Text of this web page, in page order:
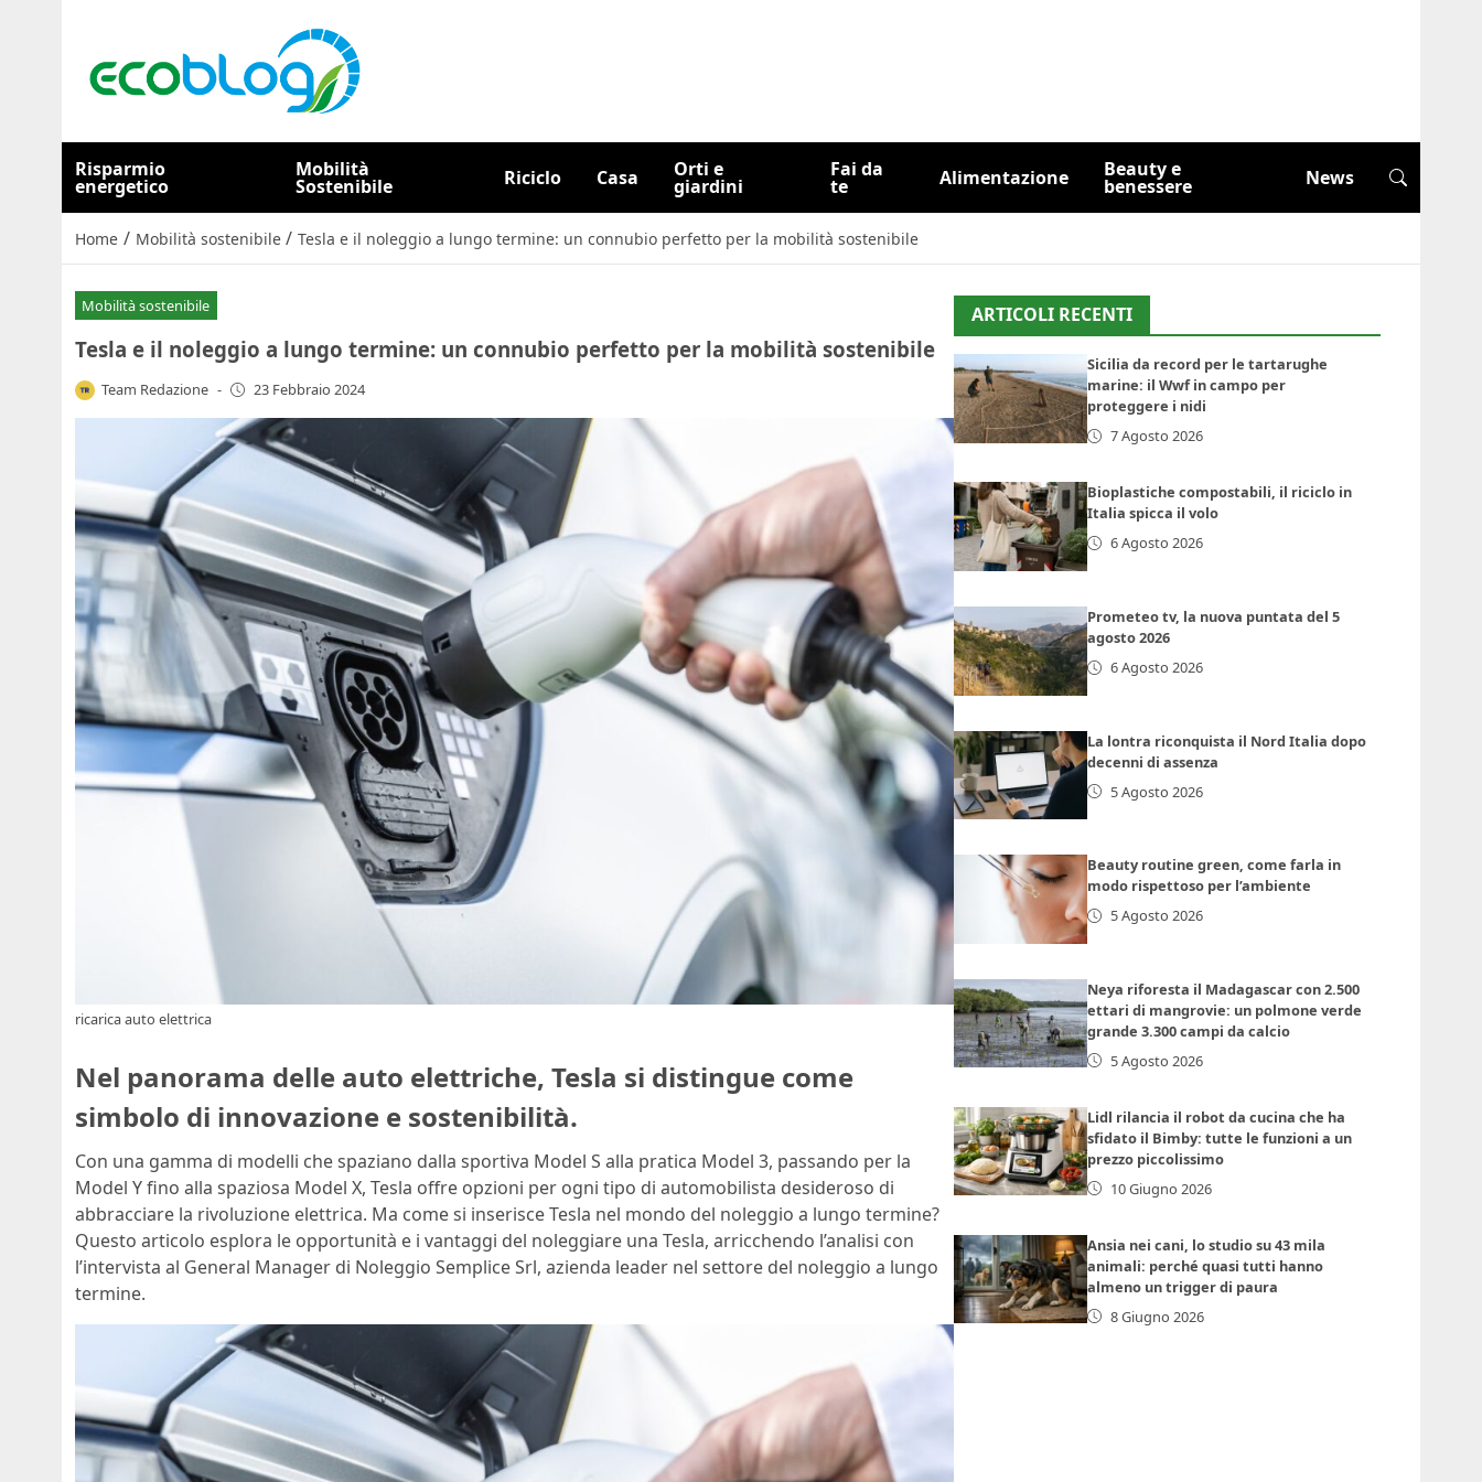
Risparmio
energetico
Mobilità
Sostenibile Riciclo Casa Orti e
giardini
Fai da
te Alimentazione Beauty e
benessere News
Home / Mobilità sostenibile / Tesla e il noleggio a lungo termine: un connubio perfetto per la mobilità sostenibile
Mobilità sostenibile
Tesla e il noleggio a lungo termine: un connubio perfetto per la mobilità sostenibile
Team Redazione - 23 Febbraio 2024
ricarica auto elettrica
Nel panorama delle auto elettriche, Tesla si distingue come
simbolo di innovazione e sostenibilità.
Con una gamma di modelli che spaziano dalla sportiva Model S alla pratica Model 3, passando per la
Model Y fino alla spaziosa Model X, Tesla offre opzioni per ogni tipo di automobilista desideroso di
abbracciare la rivoluzione elettrica. Ma come si inserisce Tesla nel mondo del noleggio a lungo termine?
Questo articolo esplora le opportunità e i vantaggi del noleggiare una Tesla, arricchendo l’analisi con
l’intervista al General Manager di Noleggio Semplice Srl, azienda leader nel settore del noleggio a lungo
termine.
ARTICOLI RECENTI
Sicilia da record per le tartarughe
marine: il Wwf in campo per
proteggere i nidi
7 Agosto 2026
Bioplastiche compostabili, il riciclo in
Italia spicca il volo
6 Agosto 2026
Prometeo tv, la nuova puntata del 5
agosto 2026
6 Agosto 2026
La lontra riconquista il Nord Italia dopo
decenni di assenza
5 Agosto 2026
Beauty routine green, come farla in
modo rispettoso per l’ambiente
5 Agosto 2026
Neya riforesta il Madagascar con 2.500
ettari di mangrovie: un polmone verde
grande 3.300 campi da calcio
5 Agosto 2026
Lidl rilancia il robot da cucina che ha
sfidato il Bimby: tutte le funzioni a un
prezzo piccolissimo
10 Giugno 2026
Ansia nei cani, lo studio su 43 mila
animali: perché quasi tutti hanno
almeno un trigger di paura
8 Giugno 2026